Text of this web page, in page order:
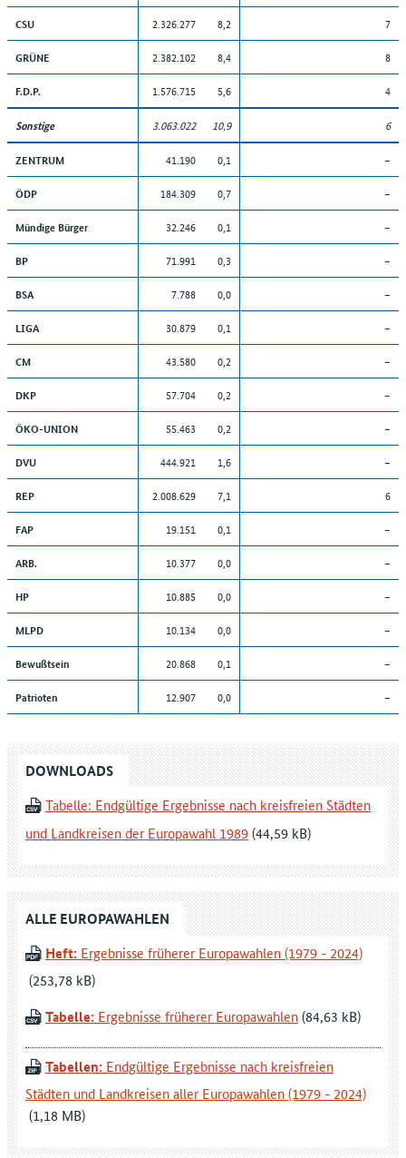
CSU 2.326.277 8,2 7
GRÜNE 2.382.102 8,4 8
F.D.P. 1.576.715 5,6 4
Sonstige 3.063.022 10,9 6
ZENTRUM 41.190 0,1 –
ÖDP 184.309 0,7 –
Mündige Bürger 32.246 0,1 –
BP 71.991 0,3 –
BSA 7.788 0,0 –
LIGA 30.879 0,1 –
CM 43.580 0,2 –
DKP 57.704 0,2 –
ÖKO-UNION 55.463 0,2 –
DVU 444.921 1,6 –
REP 2.008.629 7,1 6
FAP 19.151 0,1 –
ARB. 10.377 0,0 –
HP 10.885 0,0 –
MLPD 10.134 0,0 –
Bewußtsein 20.868 0,1 –
Patrioten 12.907 0,0 –
DOWNLOADS
Tabelle: Endgültige Ergebnisse nach kreisfreien Städten
und Landkreisen der Europawahl 1989
ALLE EUROPAWAHLEN
Heft: Ergebnisse früherer Europawahlen (1979 - 2024)
Tabelle: Ergebnisse früherer Europawahlen
Tabellen: Endgültige Ergebnisse nach kreisfreien
Städten und Landkreisen aller Europawahlen (1979 - 2024)